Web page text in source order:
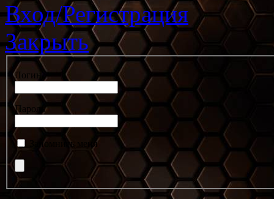
Вход/Регистрация
Закрыть
Логин
Пароль
Запомнить меня